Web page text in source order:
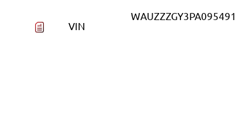
VIN
WAUZZZGY3PA095491